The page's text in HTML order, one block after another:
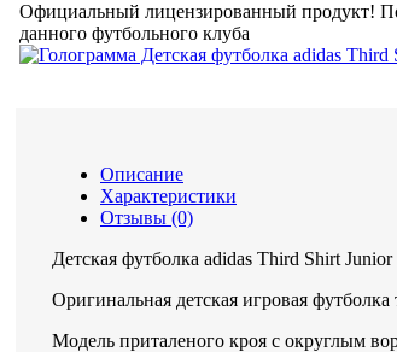
Официальный лицензированный продукт!
данного футбольного клуба
Описание
Характеристики
Отзывы (0)
Детская футболка adidas Third Shirt
Оригинальная детская игровая
Модель приталеного кроя с округлым